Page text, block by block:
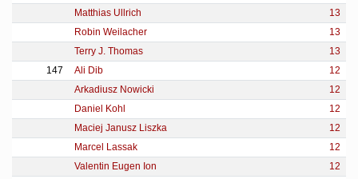
Matthias Ullrich
13
Robin Weilacher
13
Terry J. Thomas
13
147
Ali Dib
12
Arkadiusz Nowicki
12
Daniel Kohl
12
Maciej Janusz Liszka
12
Marcel Lassak
12
Valentin Eugen Ion
12